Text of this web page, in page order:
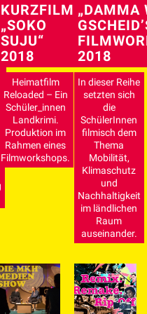
KURZFILM
„SOKO
SUJU“
2018
Heimatfilm
Reloaded – Ein
Schüler_innen
Landkrimi.
Produktion im
Rahmen eines
Filmworkshops.
„DAMMA
2018
In dieser Reihe
setzten sich
die
SchülerInnen
filmisch dem
Thema
Mobilität,
Klimaschutz
und
Nachhaltigkeit
im ländlichen
Raum
auseinander.